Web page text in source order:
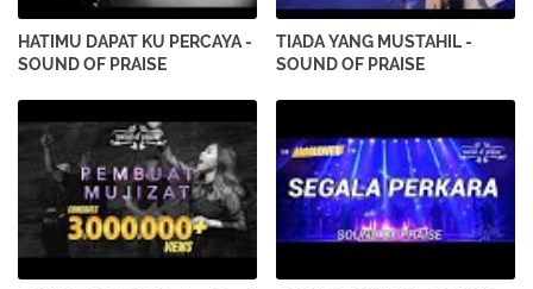
HATIMU DAPAT KU PERCAYA -
SOUND OF PRAISE
TIADA YANG MUSTAHIL -
SOUND OF PRAISE